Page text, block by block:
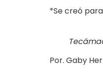
*Se creó
Por. Gaby